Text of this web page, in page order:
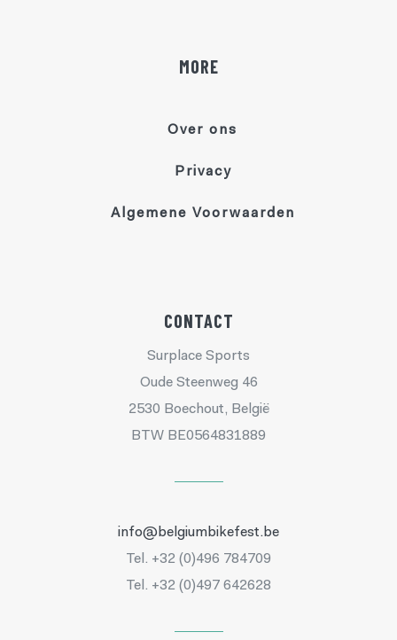
MORE
Over ons
Privacy
Algemene Voorwaarden
CONTACT
Surplace Sports
Oude Steenweg 46
2530 Boechout, België
BTW BE0564831889
info@belgiumbikefest.be
Tel. +32 (0)496 784709
Tel. +32 (0)497 642628